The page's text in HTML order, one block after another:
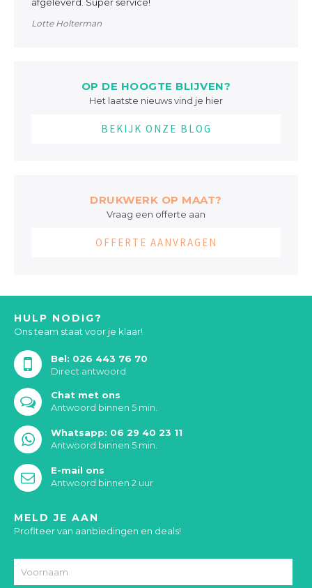
Lotte Holterman
OP DE HOOGTE BLIJVEN?
Het laatste nieuws vind je hier
BEKIJK ONZE BLOG
DRUKWERK OP MAAT?
Vraag een offerte aan
OFFERTE AANVRAGEN
HULP NODIG?
Ons team staat voor je klaar!
Bel: 026 443 76 70
Direct antwoord
Chat met ons
Antwoord binnen 5 min.
Whatsapp: 06 29 40 23 11
Antwoord binnen 5 min.
E-mail ons
Antwoord binnen 2 uur
MELD JE AAN
Profiteer van aanbiedingen en deals!